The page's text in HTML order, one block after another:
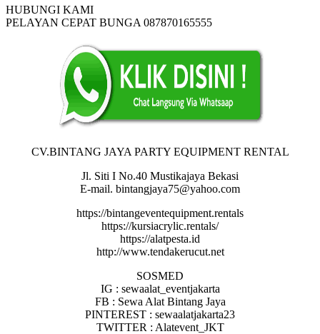
HUBUNGI KAMI
PELAYAN CEPAT BUNGA 087870165555
CV.BINTANG JAYA PARTY EQUIPMENT RENTAL
Jl. Siti I No.40 Mustikajaya Bekasi
E-mail. bintangjaya75@yahoo.com
https://bintangeventequipment.rentals
https://kursiacrylic.rentals/
https://alatpesta.id
http://www.tendakerucut.net
SOSMED
IG : sewaalat_eventjakarta
FB : Sewa Alat Bintang Jaya
PINTEREST : sewaalatjakarta23
TWITTER : Alatevent_JKT